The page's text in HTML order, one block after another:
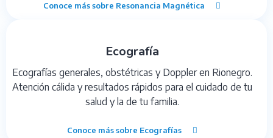
Conoce más sobre Resonancia Magnética
Ecografía
Ecografías generales, obstétricas y Doppler en Rionegro.
Atención cálida y resultados rápidos para el cuidado de tu
salud y la de tu familia.
Conoce más sobre Ecografías